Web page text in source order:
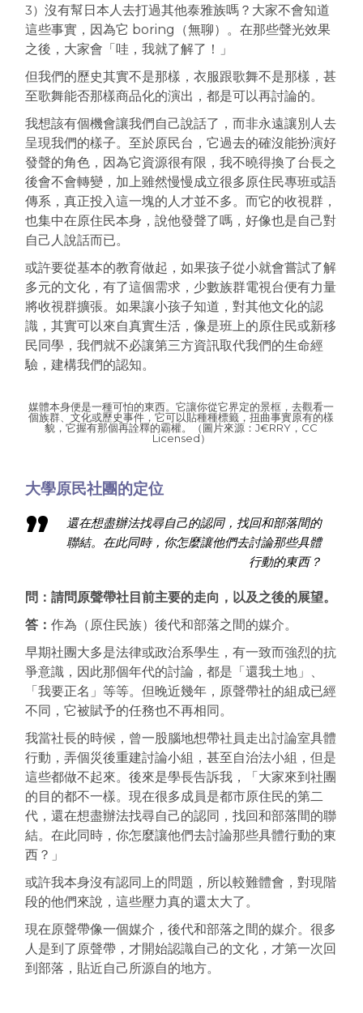
3）沒有幫日本人去打過其他泰雅族嗎？大家不會知道
這些事實，因為它 boring（無聊）。在那些聲光效果
之後，大家會「哇，我就了解了！」
但我們的歷史其實不是那樣，衣服跟歌舞不是那樣，甚
至歌舞能否那樣商品化的演出，都是可以再討論的。
我想該有個機會讓我們自己說話了，而非永遠讓別人去
呈現我們的樣子。至於原民台，它過去的確沒能扮演好
發聲的角色，因為它資源很有限，我不曉得換了台長之
後會不會轉變，加上雖然慢慢成立很多原住民專班或語
傳系，真正投入這一塊的人才並不多。而它的收視群，
也集中在原住民本身，說他發聲了嗎，好像也是自己對
自己人說話而已。
或許要從基本的教育做起，如果孩子從小就會嘗試了解
多元的文化，有了這個需求，少數族群電視台便有力量
將收視群擴張。如果讓小孩子知道，對其他文化的認
識，其實可以來自真實生活，像是班上的原住民或新移
民同學，我們就不必讓第三方資訊取代我們的生命經
驗，建構我們的認知。
媒體本身便是一種可怕的東西。它讓你從它界定的景框，去觀看一
個族群、文化或歷史事件，它可以貼種種標籤，扭曲事實原有的樣
貌，它握有那個再詮釋的霸權。（圖片來源：J€RRY ，CC
Licensed）
大學原民社團的定位
還在想盡辦法找尋自己的認同，找回和部落間的
聯結。在此同時，你怎麼讓他們去討論那些具體
行動的東西？
問：請問原聲帶社目前主要的走向，以及之後的展望。
答：作為（原住民族）後代和部落之間的媒介。
早期社團大多是法律或政治系學生，有一致而強烈的抗
爭意識，因此那個年代的討論，都是「還我土地」、
「我要正名」等等。但晚近幾年，原聲帶社的組成已經
不同，它被賦予的任務也不再相同。
我當社長的時候，曾一股腦地想帶社員走出討論室具體
行動，弄個災後重建討論小組，甚至自治法小組，但是
這些都做不起來。後來是學長告訴我，「大家來到社團
的目的都不一樣。現在很多成員是都市原住民的第二
代，還在想盡辦法找尋自己的認同，找回和部落間的聯
結。在此同時，你怎麼讓他們去討論那些具體行動的東
西？」
或許我本身沒有認同上的問題，所以較難體會，對現階
段的他們來說，這些壓力真的還太大了。
現在原聲帶像一個媒介，後代和部落之間的媒介。很多
人是到了原聲帶，才開始認識自己的文化，才第一次回
到部落，貼近自己所源自的地方。